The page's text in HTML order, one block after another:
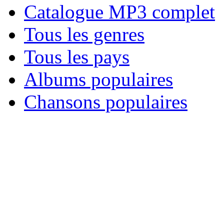
Catalogue MP3 complet
Tous les genres
Tous les pays
Albums populaires
Chansons populaires